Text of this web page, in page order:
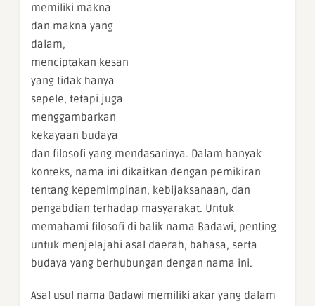
memiliki makna
dan makna yang
dalam,
menciptakan kesan
yang tidak hanya
sepele, tetapi juga
menggambarkan
kekayaan budaya
dan filosofi yang mendasarinya. Dalam banyak
konteks, nama ini dikaitkan dengan pemikiran
tentang kepemimpinan, kebijaksanaan, dan
pengabdian terhadap masyarakat. Untuk
memahami filosofi di balik nama Badawi, penting
untuk menjelajahi asal daerah, bahasa, serta
budaya yang berhubungan dengan nama ini.
Asal usul nama Badawi memiliki akar yang dalam